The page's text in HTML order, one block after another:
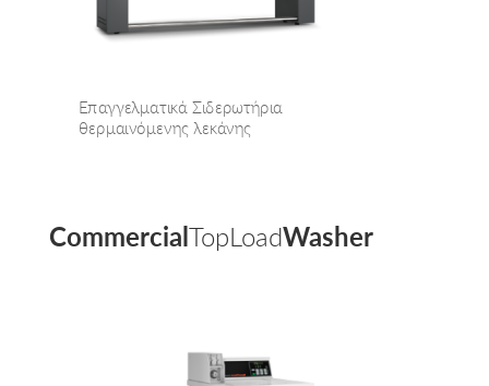
Επαγγελματικά Σιδερωτήρια
θερμαινόμενης λεκάνης
CommercialTopLoadWasher